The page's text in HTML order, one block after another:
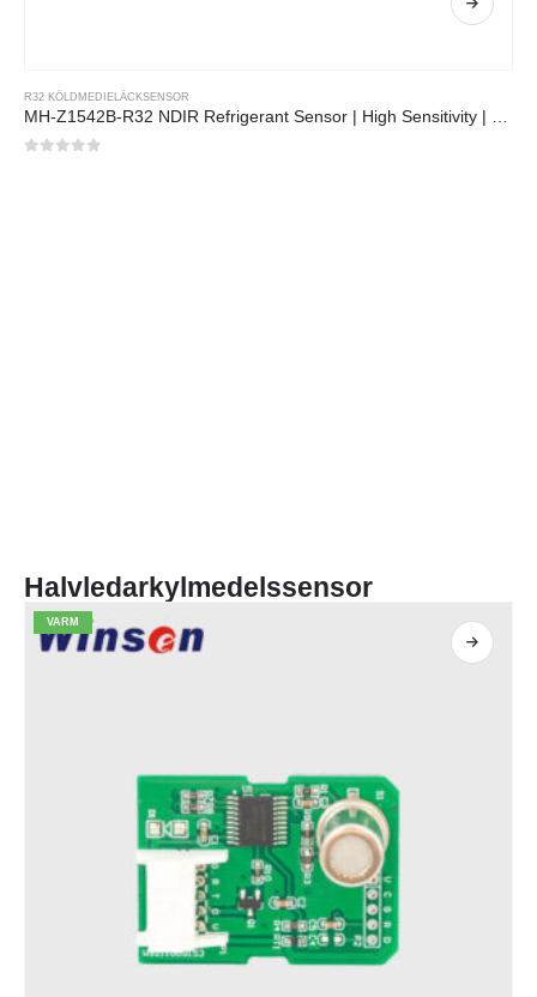
R32 KÖLDMEDIELÄCKSENSOR
MH-Z1542B-R32 NDIR Refrigerant Sensor | High Sensitivity | Long Lifespan | HVAC & Industrial Safety
Halvledarkylmedelssensor
VARM